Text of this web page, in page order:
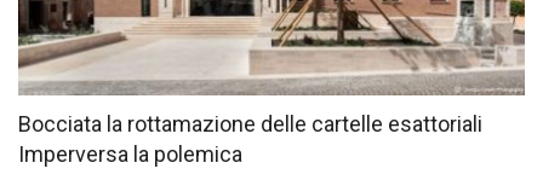
Bocciata la rottamazione delle cartelle esattoriali
Imperversa la polemica